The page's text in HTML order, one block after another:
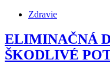
Zdravie
ELIMINAČNÁ
ŠKODLIVÉ